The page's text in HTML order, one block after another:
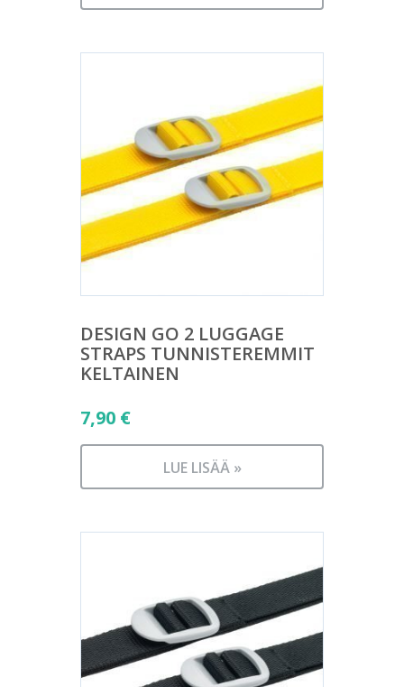
DESIGN GO 2 LUGGAGE
STRAPS TUNNISTEREMMIT
KELTAINEN
7,90 €
LUE LISÄÄ »